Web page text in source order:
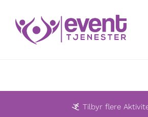
content
Tilbyr flere